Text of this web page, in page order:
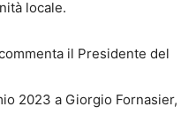
locale.
il Presidente del
2023 a Giorgio Fornasier,